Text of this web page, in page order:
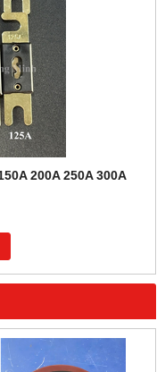
ĐIỆN 48V, 8N.M